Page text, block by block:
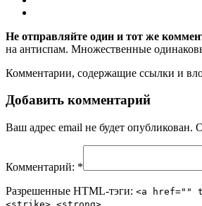
Не отправляйте один и тот же
на антиспам. Множественные
Комментарии, содержащие ссылки и
Добавить комментарий
Ваш адрес email не будет опубликован.
Комментарий: *
Разрешенные HTML-тэги: <a href=""